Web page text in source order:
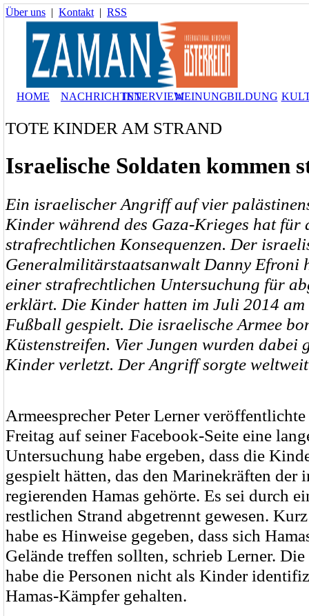
Über uns | Kontakt | RSS
HOME NACHRICHTENINTERVIEWMEINUNGBILDUNG
TOTE KINDER AM STRAND
Israelische Soldaten kommen
Ein israelischer Angriff auf vier
Kinder während des Gaza-Krieges hat für
strafrechtlichen Konsequenzen. Der
Generalmilitärstaatsanwalt Danny Efroni
einer strafrechtlichen Untersuchung für
erklärt. Die Kinder hatten im Juli 2014
Fußball gespielt. Die israelische Armee
Küstenstreifen. Vier Jungen wurden dabei
Kinder verletzt. Der Angriff sorgte
Armeesprecher Peter Lerner
Freitag auf seiner Facebook-Seite eine
Untersuchung habe ergeben, dass die
gespielt hätten, das den Marinekräften der
regierenden Hamas gehörte. Es sei durch
restlichen Strand abgetrennt gewesen.
habe es Hinweise gegeben, dass sich
Gelände treffen sollten, schrieb Lerner.
habe die Personen nicht als Kinder
Hamas-Kämpfer gehalten.